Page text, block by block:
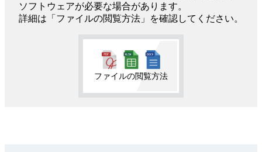
ソフトウェアが必要な場合があります。
詳細は「ファイルの閲覧方法」を確認してください。
ファイルの閲覧方法